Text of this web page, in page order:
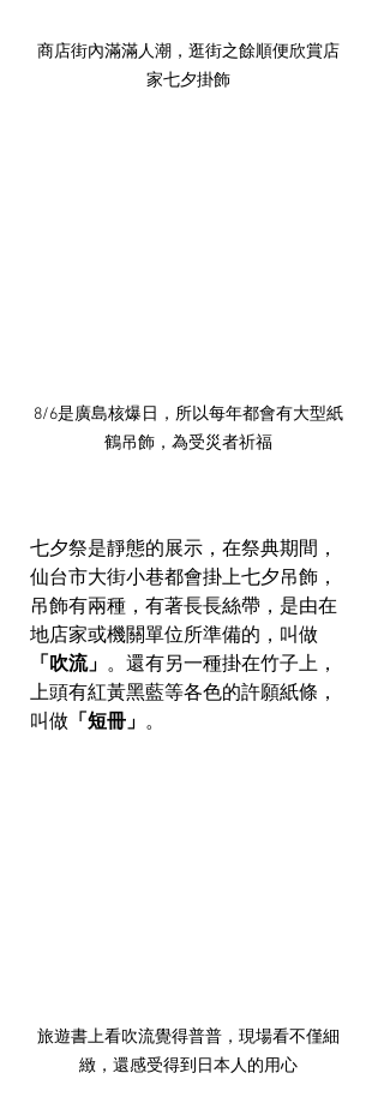
商店街內滿滿人潮，逛街之餘順便欣賞店
家七夕掛飾
8/6是廣島核爆日，所以每年都會有大型紙
鶴吊飾，為受災者祈福
七夕祭是靜態的展示，在祭典期間，
仙台市大街小巷都會掛上七夕吊飾，
吊飾有兩種，有著長長絲帶，是由在
地店家或機關單位所準備的，叫做
「吹流」 。還有另一種掛在竹子上，
上頭有紅黃黑藍等各色的許願紙條，
叫做 「短冊」 。
旅遊書上看吹流覺得普普，現場看不僅細
緻，還感受得到日本人的用心